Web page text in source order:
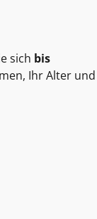
sich bis
Ihr Alter und